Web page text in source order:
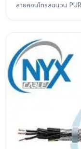
สายคอนโทรลฉนวน